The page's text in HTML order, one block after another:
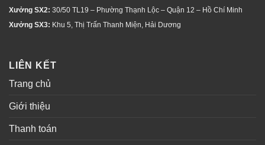
Xưởng SX2: 30/50 TL19 – Phường Thạnh Lộc – Quận 12 – Hồ Chí Minh
Xưởng SX3: Khu 5, Thị Trấn Thanh Miện, Hải Dương
LIÊN KẾT
Trang chủ
Giới thiệu
Thanh toán